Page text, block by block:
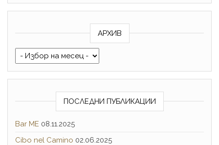
АРХИВ
Архив
ПОСЛЕДНИ ПУБЛИКАЦИИ
Bar ME 08.11.2025
Cibo nel Camino 02.06.2025